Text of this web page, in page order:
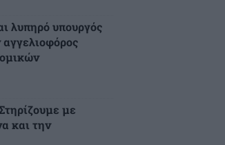
λυπηρό υπουργός
αγγελιοφόρος
με
και την